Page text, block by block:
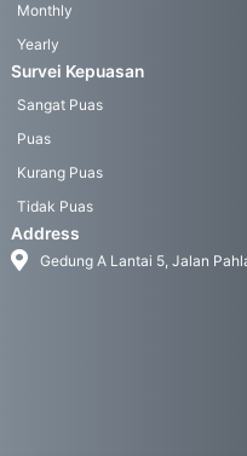
Monthly
Yearly
Survei Kepuasan
Sangat Puas
Puas
Kurang Puas
Tidak Puas
Address
Gedung A Lantai 5, Jalan